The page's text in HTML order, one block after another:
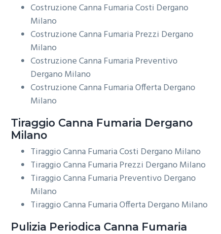
Costruzione Canna Fumaria Costi Dergano
Milano
Costruzione Canna Fumaria Prezzi Dergano
Milano
Costruzione Canna Fumaria Preventivo
Dergano Milano
Costruzione Canna Fumaria Offerta Dergano
Milano
Tiraggio Canna Fumaria Dergano
Milano
Tiraggio Canna Fumaria Costi Dergano Milano
Tiraggio Canna Fumaria Prezzi Dergano Milano
Tiraggio Canna Fumaria Preventivo Dergano
Milano
Tiraggio Canna Fumaria Offerta Dergano Milano
Pulizia Periodica Canna Fumaria